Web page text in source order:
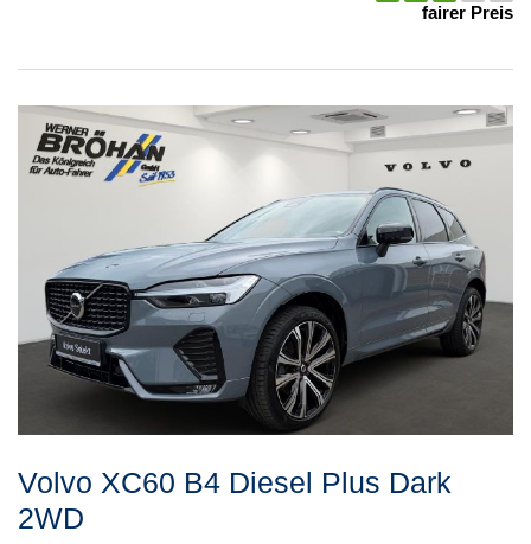
fairer Preis
Volvo XC60 B4 Diesel Plus Dark
2WD